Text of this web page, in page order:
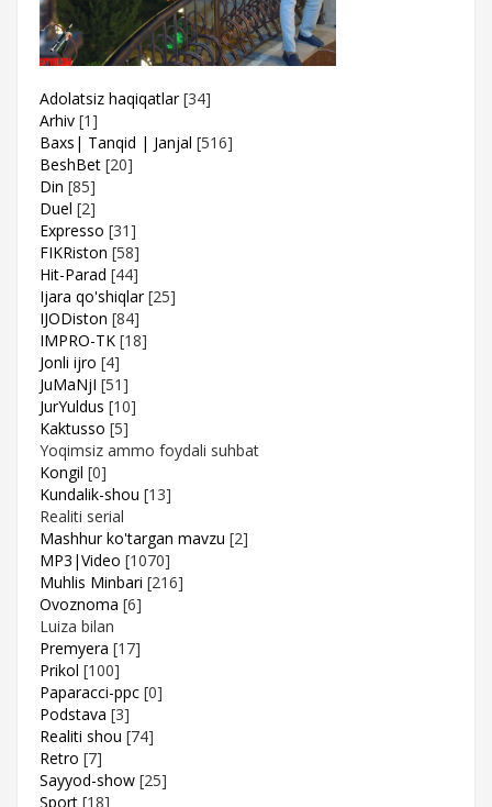
Adolatsiz haqiqatlar [34]
Arhiv [1]
Baxs| Tanqid | Janjal [516]
BeshBet [20]
Din [85]
Duel [2]
Expresso [31]
FIKRiston [58]
Hit-Parad [44]
Ijara qo'shiqlar [25]
IJODiston [84]
IMPRO-TK [18]
Jonli ijro [4]
JuMaNjI [51]
JurYuldus [10]
Kaktusso [5]
Yoqimsiz ammo foydali suhbat
Kongil [0]
Kundalik-shou [13]
Realiti serial
Mashhur ko'targan mavzu [2]
MP3|Video [1070]
Muhlis Minbari [216]
Ovoznoma [6]
Luiza bilan
Premyera [17]
Prikol [100]
Paparacci-ppc [0]
Podstava [3]
Realiti shou [74]
Retro [7]
Sayyod-show [25]
Sport [18]